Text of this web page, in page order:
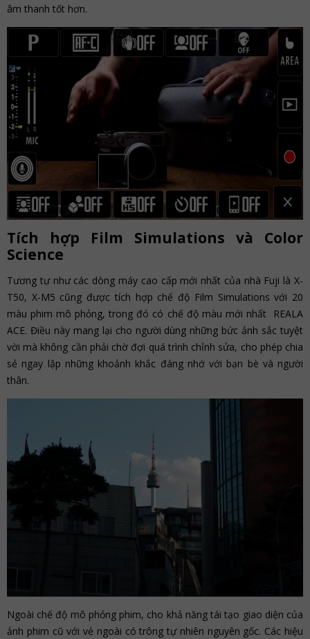
âm thanh tốt hơn.
Tích hợp Film Simulations và Color
Science
Tương tự như các dòng máy cao cấp mới nhất của nhà Fuji là X-
T50, X-M5 cũng được tích hợp chế độ Film Simulations với 20
màu phim mô phỏng, trong đó có chế độ màu mới nhất REALA
ACE. Điều này mang lại cho người dùng những bức ảnh sắc tuyệt
vời mà không cần phải chờ đợi quá trình chỉnh sửa, cho phép chia
sẻ ngay lập những khoảnh khắc đáng nhớ với bạn bè và người
thân.
Ngoài chế độ mô phỏng phim, cho khả năng tái tạo giao diện của
ảnh phim cũ với vẻ ngoài có trông tự nhiên nguyên gốc. Các hiệu